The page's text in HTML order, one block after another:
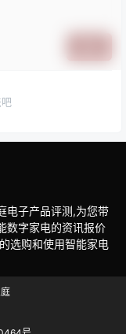
电子产品评测,为您带
数字家电的资讯报价
选购和使用智能家电